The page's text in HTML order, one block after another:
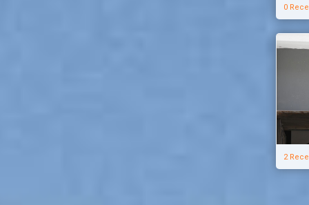
0
2